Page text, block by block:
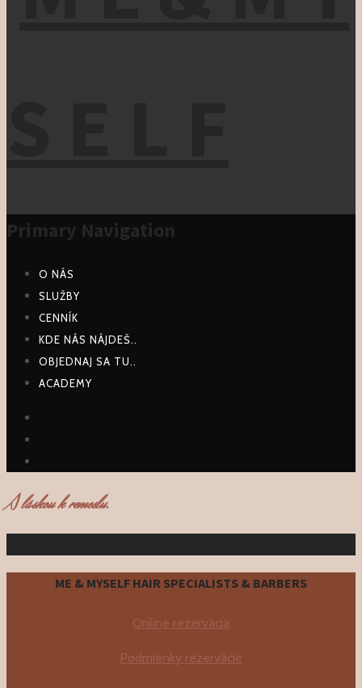
Primary Navigation
O NÁS
SLUŽBY
CENNÍK
KDE NÁS NÁJDEŠ..
OBJEDNAJ SA TU..
ACADEMY
Sláskou k remeslu.
ME & MYSELF HAIR SPECIALISTS & BARBERS
Online rezervácia
Podmienky rezervácie